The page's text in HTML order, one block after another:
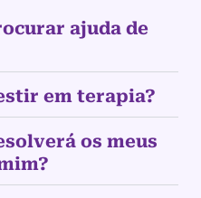
ajuda de
em terapia?
os meus